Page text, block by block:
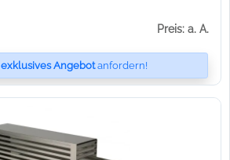
Preis: a. A.
exklusives Angebotanfordern!